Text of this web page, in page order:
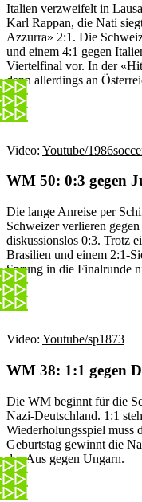
Italien verzweifelt in
Karl Rappan, die Nati
Azzurra» 2:1. Die
und einem 4:1 gegen
Viertelfinal vor. In der
dann allerdings an
Video: Youtube/
WM 50: 0:3 gegen
Die lange Anreise per
Schweizer verlieren
diskussionslos 0:3. Trotz
Brasilien und einem 2:1-
Sprung in die Finalrunde
Video: Youtube/sp1873
WM 38: 1:1 gegen
Die WM beginnt für die
Nazi-Deutschland. 1:1
Wiederholungsspiel muss
Geburtstag gewinnt die
das Aus gegen Ungarn.